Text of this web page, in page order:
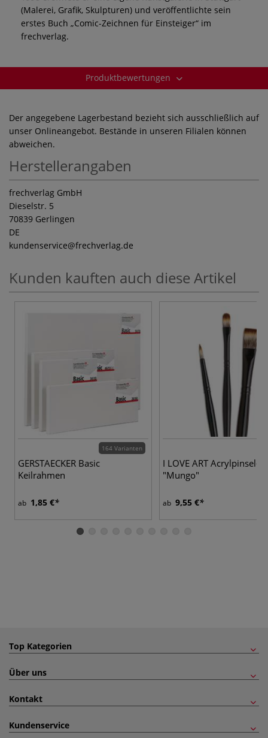
(Malerei, Grafik, Skulpturen) und veröffentlichte sein
erstes Buch „Comic-Zeichnen für Einsteiger“ im
frechverlag.
Produktbewertungen
Der angegebene Lagerbestand bezieht sich ausschließlich auf
unser Onlineangebot. Bestände in unseren Filialen können
abweichen.
Herstellerangaben
frechverlag GmbH
Dieselstr. 5
70839 Gerlingen
DE
kundenservice@frechverlag.de
Kunden kauften auch diese Artikel
164 Varianten
GERSTAECKER Basic
Keilrahmen
ab 1,85 €
I LOVE ART Acrylpinsel-
"Mungo"
ab 9,55 €
Top Kategorien
Über uns
Kontakt
Kundenservice